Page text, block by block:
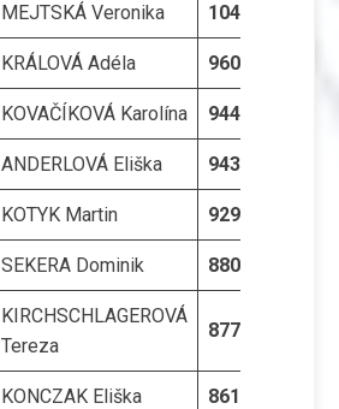
MEJTSKÁ Veronika 1042
KRÁLOVÁ Adéla 960
KOVAČÍKOVÁ Karolína 944
ANDERLOVÁ Eliška 943
KOTYK Martin 929
SEKERA Dominik 880
KIRCHSCHLAGEROVÁ
Tereza
877
KONCZAK Eliška 861